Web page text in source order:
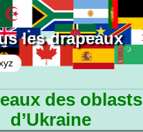
les drapeaux
des oblasts
d’Ukraine